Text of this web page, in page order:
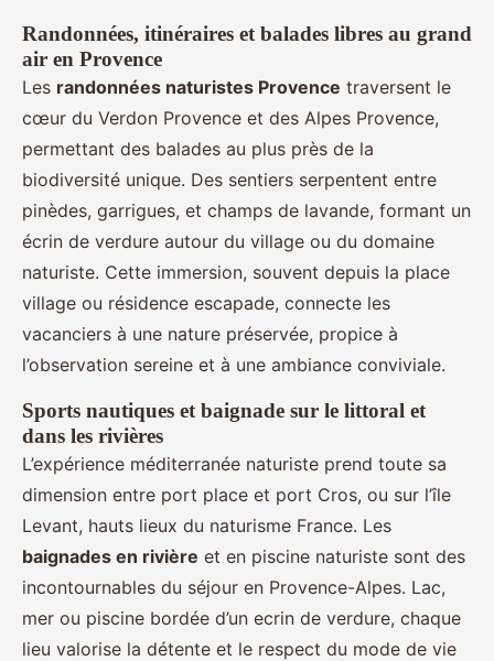
Randonnées, itinéraires et balades libres au grand
air en Provence
Les randonnées naturistes Provence traversent le
cœur du Verdon Provence et des Alpes Provence,
permettant des balades au plus près de la
biodiversité unique. Des sentiers serpentent entre
pinèdes, garrigues, et champs de lavande, formant un
écrin de verdure autour du village ou du domaine
naturiste. Cette immersion, souvent depuis la place
village ou résidence escapade, connecte les
vacanciers à une nature préservée, propice à
l’observation sereine et à une ambiance conviviale.
Sports nautiques et baignade sur le littoral et
dans les rivières
L’expérience méditerranée naturiste prend toute sa
dimension entre port place et port Cros, ou sur l’île
Levant, hauts lieux du naturisme France. Les
baignades en rivière et en piscine naturiste sont des
incontournables du séjour en Provence-Alpes. Lac,
mer ou piscine bordée d’un ecrin de verdure, chaque
lieu valorise la détente et le respect du mode de vie